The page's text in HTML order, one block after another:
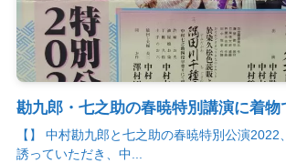
勘九郎・七之助の春暁特別講演に着物
【】 中村勘九郎と七之助の春暁特別公演2022
誘っていただき、中...